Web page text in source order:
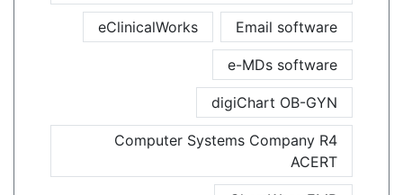
Email software
eClinicalWorks
e-MDs software
digiChart OB-GYN
Computer Systems Company R4
ACERT